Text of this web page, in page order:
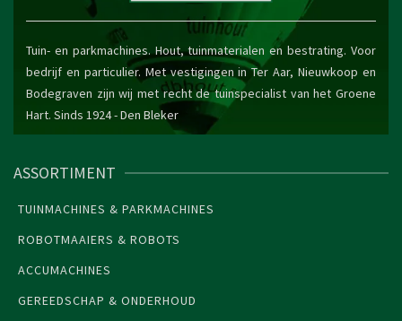
Tuin- en parkmachines. Hout, tuinmaterialen en bestrating. Voor
bedrijf en particulier. Met vestigingen in Ter Aar, Nieuwkoop en
Bodegraven zijn wij met recht de tuinspecialist van het Groene
Hart. Sinds 1924 -Den Bleker
ASSORTIMENT
TUINMACHINES & PARKMACHINES
ROBOTMAAIERS & ROBOTS
ACCUMACHINES
GEREEDSCHAP & ONDERHOUD